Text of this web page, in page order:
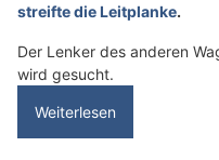
streifte die Leitplanke.
Der Lenker des anderen
wird gesucht.
Weiterlesen